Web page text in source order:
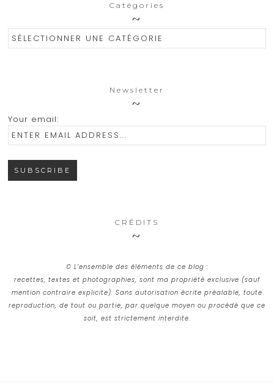
Catégories
Catégories
Newsletter
Your email:
CRÉDITS
© L’ensemble des éléments de ce blog :
recettes, textes et photographies, sont ma propriété exclusive (sauf
mention contraire explicite). Sans autorisation écrite préalable, toute
reproduction, de tout ou partie, par quelque moyen ou procédé que ce
soit, est strictement interdite.